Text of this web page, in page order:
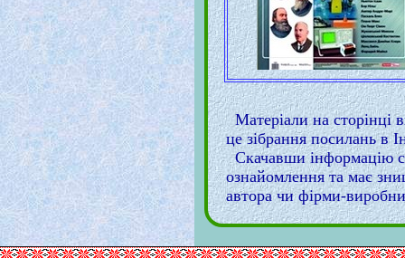
Матеріали на сторінці
це зібрання посилань в
Скачавши інформацію
ознайомлення та має
автора чи фірми-